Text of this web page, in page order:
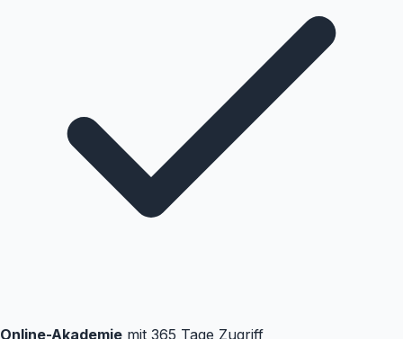
Online-Akademie mit 365 Tage Zugriff